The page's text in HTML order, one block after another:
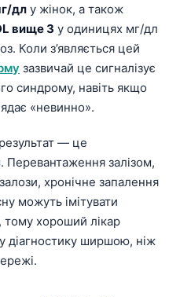
дл у жінок, а також
вище 3 у одиницях мг/дл
Коли з’являється цей
зазвичай це сигналізує
синдрому, навіть якщо
«невинно».
— це
залізом,
хронічне запалення
можуть імітувати
тому хороший лікар
діагностику ширшою, ніж